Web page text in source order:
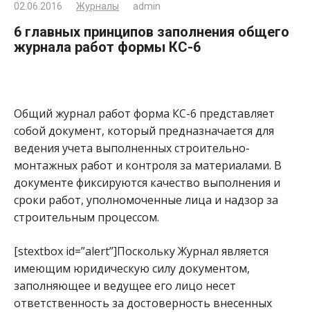
02.06.2016 Журналы admin
6 главных принципов заполнения общего
журнала работ формы КС-6
Общий журнал работ форма КС-6 представляет
собой документ, который предназначается для
ведения учета выполненных строительно-
монтажных работ и контроля за материалами. В
документе фиксируются качество выполнения и
сроки работ, уполномоченные лица и надзор за
строительным процессом.
[stextbox id=”alert”]Поскольку Журнал является
имеющим юридическую силу документом,
заполняющее и ведущее его лицо несет
ответственность за достоверность внесенных